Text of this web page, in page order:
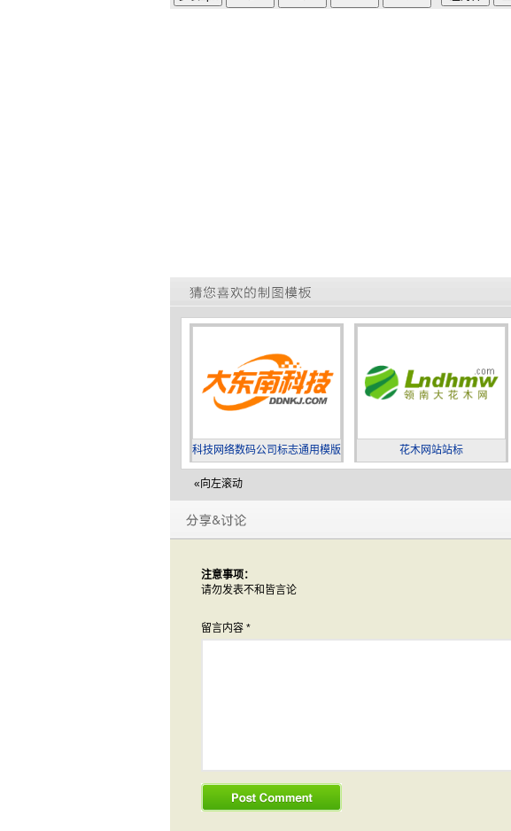
科技网络数码公司标志通用模版 花木网站站标
«向左滚动
注意事项：
请勿发表不和皆言论
留言内容 *